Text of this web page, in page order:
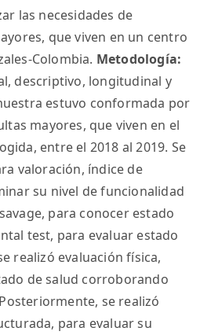
las necesidades de
que viven en un centro
Colombia. Metodología:
descriptivo, longitudinal y
estuvo conformada por
mayores, que viven en el
entre el 2018 al 2019. Se
valoración, índice de
su nivel de funcionalidad
para conocer estado
test, para evaluar estado
realizó evaluación física,
de salud corroborando
se realizó
para evaluar su